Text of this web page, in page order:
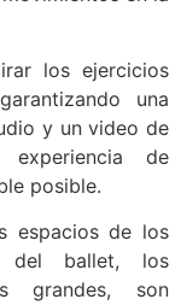
los ejercicios
una
y un video de
de
posible.
espacios de los
ballet, los
grandes, son